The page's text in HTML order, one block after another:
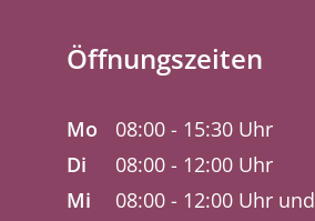
Öffnungszeiten
Mo
08:00 - 15:30 Uhr
Di
08:00 - 12:00 Uhr
Mi
08:00 - 12:00 Uhr und